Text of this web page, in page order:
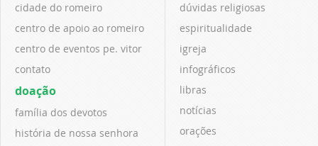
cidade do romeiro
centro de apoio ao romeiro
centro de eventos pe. vitor
contato
doação
família dos devotos
história de nossa senhora
dúvidas religiosas
espiritualidade
igreja
infográficos
libras
notícias
orações